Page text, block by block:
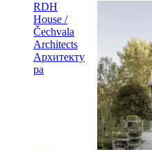
RDH
House /
Čechvala
Architects
Архитекту
ра